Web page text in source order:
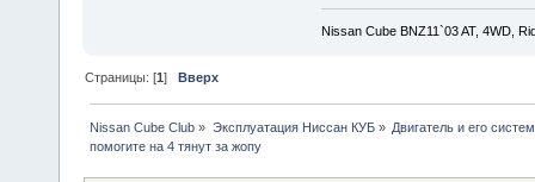
Nissan Cube BNZ11`03 AT, 4WD,
Страницы: [1]Вверх
Nissan Cube Club » Эксплуатация Ниссан КУБ» Двигатель и его
помогите на 4 тянут за жопу